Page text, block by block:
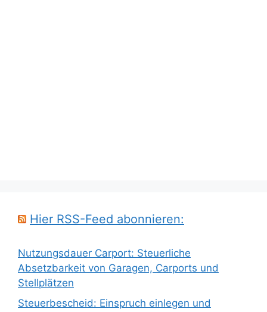
Hier RSS-Feed abonnieren:
Nutzungsdauer Carport: Steuerliche
Absetzbarkeit von Garagen, Carports und
Stellplätzen
Steuerbescheid: Einspruch einlegen und